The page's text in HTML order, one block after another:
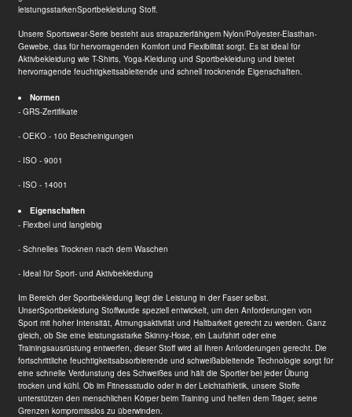
leistungsstarkenSportbekleidung Stoff.
Unsere Sportswear-Serie besteht aus strapazierfähigem Nylon/Polyester-Elasthan-
Gewebe, das für hervorragenden Komfort und Flexibilität sorgt. Es ist ideal für
Aktivbekleidung wie T-Shirts, Yoga-Kleidung und Sportbekleidung und bietet
hervorragende feuchtigkeitsableitende und schnell trocknende Eigenschaften.
Normen
- GRS-Zertifikate
- OEKO - 100 Bescheinigungen
- ISO - 9001
- ISO - 14001
Eigenschaften
- Flexibel und langlebig
- Schnelles Trocknen nach dem Waschen
- Ideal für Sport- und Aktivbekleidung
Im Bereich der Sportbekleidung liegt die Leistung in der Faser selbst.
UnserSportbekleidung Stoffwurde speziell entwickelt, um den Anforderungen von
Sport mit hoher Intensität, Atmungsaktivität und Haltbarkeit gerecht zu werden. Ganz
gleich, ob Sie eine leistungsstarke Skinny-Hose, ein Laufshirt oder eine
Trainingsausrüstung entwerfen, dieser Stoff wird all Ihren Anforderungen gerecht. Die
fortschrittliche feuchtigkeitsabsorbierende und schweißableitende Technologie sorgt für
eine schnelle Verdunstung des Schweißes und hält die Sportler bei jeder Übung
trocken und kühl. Ob im Fitnessstudio oder in der Leichtathletik, unsere Stoffe
unterstützen den menschlichen Körper beim Training und helfen dem Träger, seine
Grenzen kompromisslos zu überwinden.